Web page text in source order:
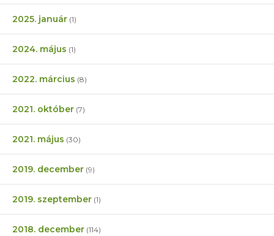
2025. január (1)
2024. május (1)
2022. március (8)
2021. október (7)
2021. május (30)
2019. december (9)
2019. szeptember (1)
2018. december (114)